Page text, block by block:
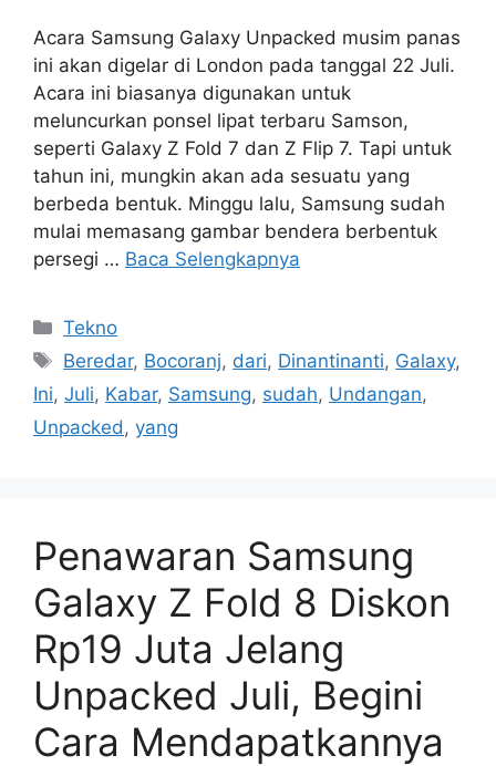
Acara Samsung Galaxy Unpacked musim panas
ini akan digelar di London pada tanggal 22 Juli.
Acara ini biasanya digunakan untuk
meluncurkan ponsel lipat terbaru Samson,
seperti Galaxy Z Fold 7 dan Z Flip 7. Tapi untuk
tahun ini, mungkin akan ada sesuatu yang
berbeda bentuk. Minggu lalu, Samsung sudah
mulai memasang gambar bendera berbentuk
persegi … Baca Selengkapnya
Kategori
Tekno
Tag
Beredar, Bocoranj, dari, Dinantinanti, Galaxy,
Ini, Juli, Kabar, Samsung, sudah, Undangan,
Unpacked, yang
Penawaran Samsung
Galaxy Z Fold 8 Diskon
Rp19 Juta Jelang
Unpacked Juli, Begini
Cara Mendapatkannya